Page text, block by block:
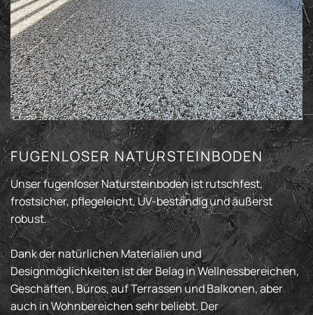
FUGENLOSER NATURSTEINBODEN
Unser fugenloser Natursteinboden ist rutschfest,
frostsicher, pflegeleicht, UV-beständig und äußerst
robust.
Dank der natürlichen Materialien und
Designmöglichkeiten ist der Belag in Wellnessbereichen,
Geschäften, Büros, auf Terrassen und Balkonen, aber
auch in Wohnbereichen sehr beliebt. Der